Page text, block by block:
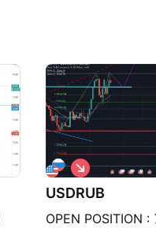
USDRUB
OPEN POSITION
P
e
n
u